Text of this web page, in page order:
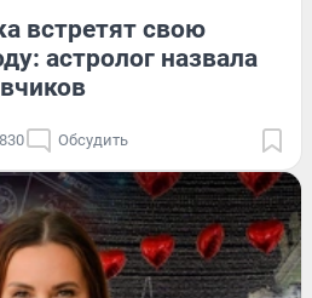
встретят свою
астролог назвала
830 Обсудить